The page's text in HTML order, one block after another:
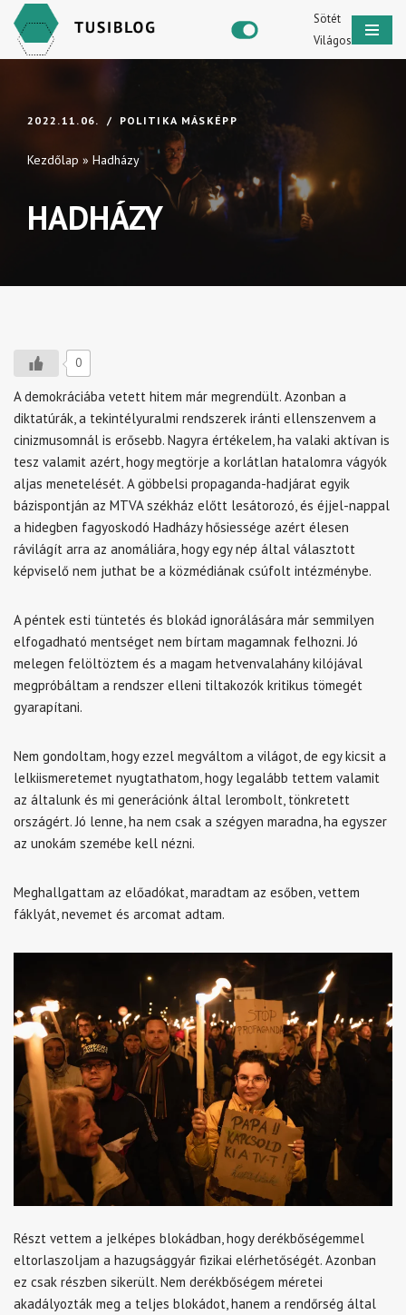
Skip
Sötét
Világos
2022.11.06. POLITIKA MÁSKÉPP
Kezdőlap » Hadházy
HADHÁZY
0
A demokráciába vetett hitem már megrendült. Azonban a
diktatúrák, a tekintélyuralmi rendszerek iránti ellenszenvem a
cinizmusomnál is erősebb. Nagyra értékelem, ha valaki aktívan is
tesz valamit azért, hogy megtörje a korlátlan hatalomra vágyók
aljas menetelését. A göbbelsi propaganda-hadjárat egyik
bázispontján az MTVA székház előtt lesátorozó, és éjjel-nappal
a hidegben fagyoskodó Hadházy hősiessége azért élesen
rávilágít arra az anomáliára, hogy egy nép által választott
képviselő nem juthat be a közmédiának csúfolt intézménybe.
A péntek esti tüntetés és blokád ignorálására már semmilyen
elfogadható mentséget nem bírtam magamnak felhozni. Jó
melegen felöltöztem és a magam hetvenvalahány kilójával
megpróbáltam a rendszer elleni tiltakozók kritikus tömegét
gyarapítani.
Nem gondoltam, hogy ezzel megváltom a világot, de egy kicsit a
lelkiismeretemet nyugtathatom, hogy legalább tettem valamit
az általunk és mi generációnk által lerombolt, tönkretett
országért. Jó lenne, ha nem csak a szégyen maradna, ha egyszer
az unokám szemébe kell nézni.
Meghallgattam az előadókat, maradtam az esőben, vettem
fáklyát, nevemet és arcomat adtam.
Részt vettem a jelképes blokádban, hogy derékbőségemmel
eltorlaszoljam a hazugsággyár fizikai elérhetőségét. Azonban
ez csak részben sikerült. Nem derékbőségem méretei
akadályozták meg a teljes blokádot, hanem a rendőrség által